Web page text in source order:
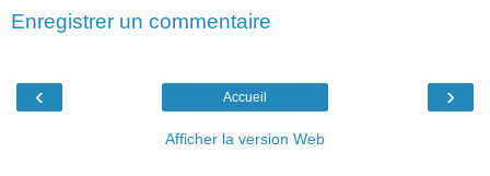
Enregistrer un commentaire
‹ ›
Accueil
Afficher la version Web